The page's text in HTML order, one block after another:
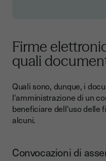
Firme
quali
Quali sono, dunque, i
l'amministrazione di un
beneficiare dell'uso delle
alcuni.
Convocazioni di